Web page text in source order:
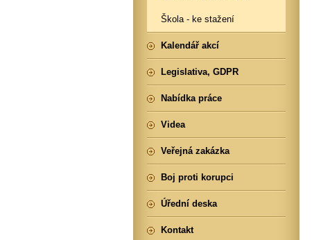
Škola - ke stažení
Kalendář akcí
Legislativa, GDPR
Nabídka práce
Videa
Veřejná zakázka
Boj proti korupci
Úřední deska
Kontakt